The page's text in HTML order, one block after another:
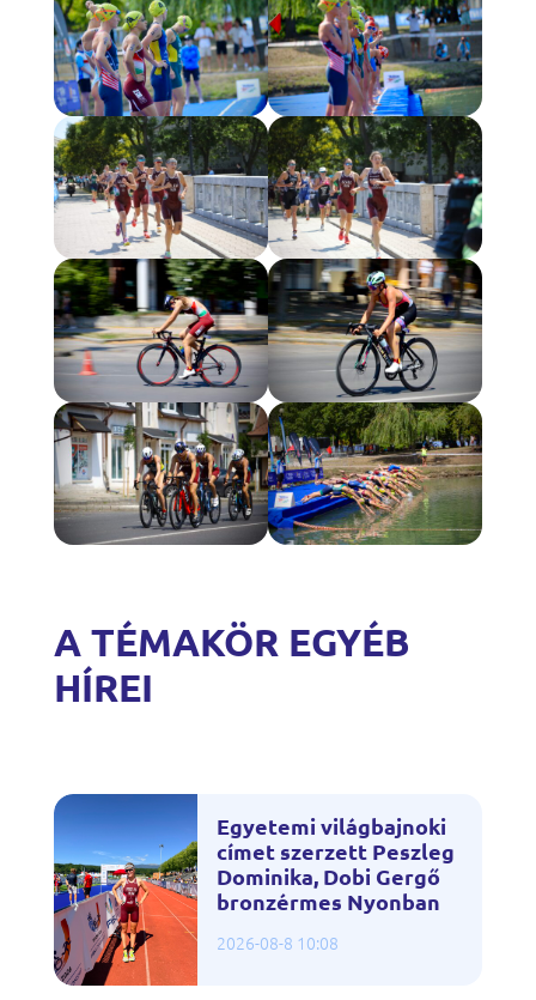
A TÉMAKÖR EGYÉB
HÍREI
Egyetemi világbajnoki
címet szerzett Peszleg
Dominika, Dobi Gergő
bronzérmes Nyonban
2026-08-8 10:08